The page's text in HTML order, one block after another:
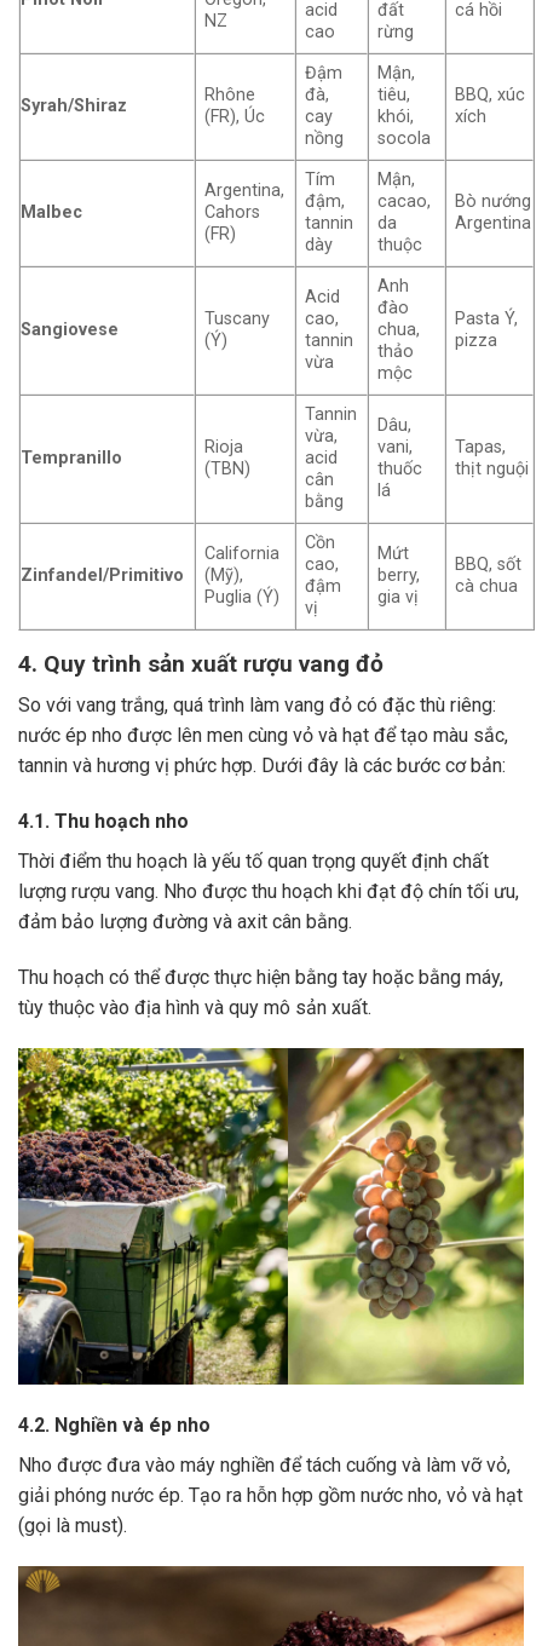
NZ
acid
cao
đất
rừng
cá hồi
Syrah/Shiraz
Rhône
(FR), Úc
Đậm
đà,
cay
nồng
Mận,
tiêu,
khói,
socola
BBQ, xúc
xích
Malbec
Argentina,
Cahors
(FR)
Tím
đậm,
tannin
dày
Mận,
cacao,
da
thuộc
Bò nướng
Argentina
Sangiovese
Tuscany
(Ý)
Acid
cao,
tannin
vừa
Anh
đào
chua,
thảo
mộc
Pasta Ý,
pizza
Tempranillo
Rioja
(TBN)
Tannin
vừa,
acid
cân
bằng
Dâu,
vani,
thuốc
lá
Tapas,
thịt nguội
Zinfandel/Primitivo
California
(Mỹ),
Puglia (Ý)
Cồn
cao,
đậm
vị
Mứt
berry,
gia vị
BBQ, sốt
cà chua
4. Quy trình sản xuất rượu vang đỏ
So với vang trắng, quá trình làm vang đỏ có đặc thù riêng:
nước ép nho được lên men cùng vỏ và hạt để tạo màu sắc,
tannin và hương vị phức hợp. Dưới đây là các bước cơ bản:
4.1. Thu hoạch nho
Thời điểm thu hoạch là yếu tố quan trọng quyết định chất
lượng rượu vang. Nho được thu hoạch khi đạt độ chín tối ưu,
đảm bảo lượng đường và axit cân bằng.
Thu hoạch có thể được thực hiện bằng tay hoặc bằng máy,
tùy thuộc vào địa hình và quy mô sản xuất.
4.2. Nghiền và ép nho
Nho được đưa vào máy nghiền để tách cuống và làm vỡ vỏ,
giải phóng nước ép. Tạo ra hỗn hợp gồm nước nho, vỏ và hạt
(gọi là must).